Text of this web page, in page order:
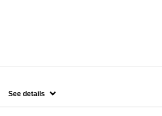
以内のリタッチメニュー
See details